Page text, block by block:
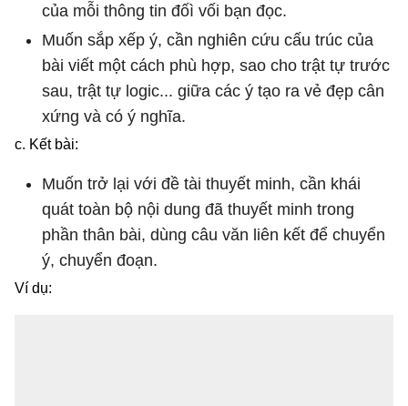
của mỗi thông tin đốì vối bạn đọc.
Muốn sắp xếp ý, cần nghiên cứu cấu trúc của
bài viết một cách phù hợp, sao cho trật tự trước
sau, trật tự logic... giữa các ý tạo ra vẻ đẹp cân
xứng và có ý nghĩa.
c. Kết bài:
Muốn trở lại với đề tài thuyết minh, cần khái
quát toàn bộ nội dung đã thuyết minh trong
phần thân bài, dùng câu văn liên kết để chuyển
ý, chuyển đoạn.
Ví dụ: